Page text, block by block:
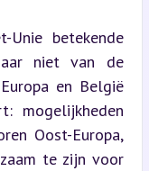
betekende
niet van de
en België
mogelijkheden
Oost-Europa,
te zijn voor